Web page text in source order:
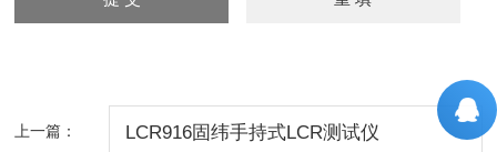
上一篇： LCR916固纬手持式LCR测试仪